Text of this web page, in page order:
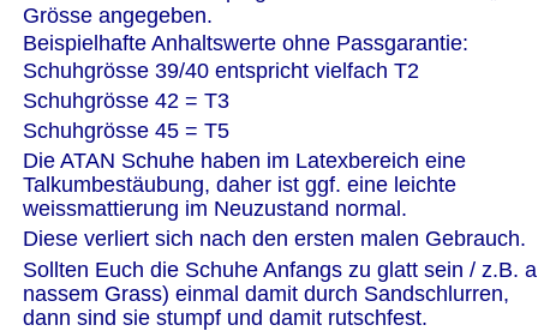
Grösse angegeben.
Beispielhafte Anhaltswerte ohne Passgarantie:
Schuhgrösse 39/40 entspricht vielfach T2
Schuhgrösse 42 = T3
Schuhgrösse 45 = T5
Die ATAN Schuhe haben im Latexbereich eine
Talkumbestäubung, daher ist ggf. eine leichte
weissmattierung im Neuzustand normal.
Diese verliert sich nach den ersten malen Gebrauch.
Sollten Euch die Schuhe Anfangs zu glatt sein / z.B.
nassem Grass) einmal damit durch Sandschlurren,
dann sind sie stumpf und damit rutschfest.